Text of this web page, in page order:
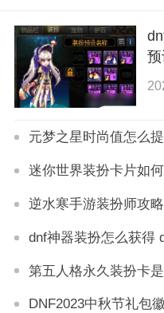
逆水寒手游装扮师攻
dnf神器装扮怎么获得